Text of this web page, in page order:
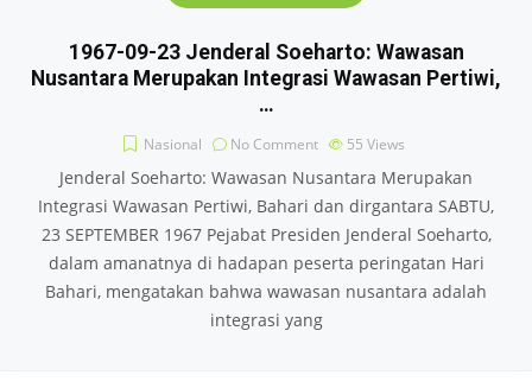
1967-09-23 Jenderal Soeharto: Wawasan
Nusantara Merupakan Integrasi Wawasan Pertiwi,
…
Nasional No Comment 55 Views
Jenderal Soeharto: Wawasan Nusantara Merupakan
Integrasi Wawasan Pertiwi, Bahari dan dirgantara SABTU,
23 SEPTEMBER 1967 Pejabat Presiden Jenderal Soeharto,
dalam amanatnya di hadapan peserta peringatan Hari
Bahari, mengatakan bahwa wawasan nusantara adalah
integrasi yang